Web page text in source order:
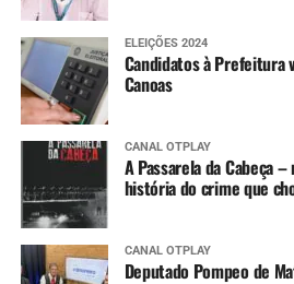
ELEIÇÕES 2024
Candidatos à Prefeitura
Canoas
CANAL OTPLAY
A Passarela da Cabeça
história do crime que
CANAL OTPLAY
Deputado Pompeo de